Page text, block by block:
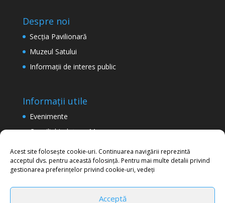
Acest site folosește cookie-uri. Continuarea navigării reprezintă
acceptul dvs. pentru această folosință. Pentru mai multe detalii privind
gestionarea preferințelor privind cookie-uri, vedeți
Acceptă
Despre noi
Secţia Pavilionară
Muzeul Satului
Informaţii de interes public
Informații utile
Evenimente
Consiliul Județean Maramureș
Termeni şi condiţii de utilizare a site-ului
Politica de confidențialitate